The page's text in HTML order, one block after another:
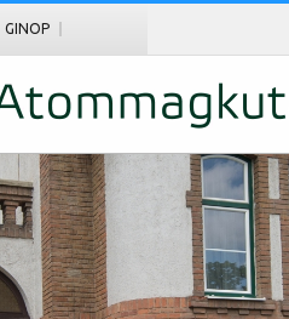
GINOP